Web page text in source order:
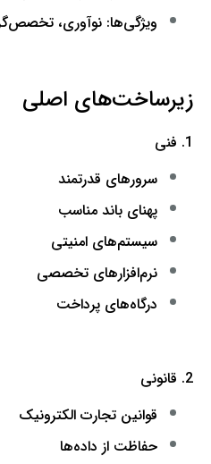
ویژگی‌ها: نوآوری،
زیرساخت‌های اصلی
1. فنی
سرورهای قدرتمند
پهنای باند مناسب
سیستم‌های امنیتی
نرم‌افزارهای تخصصی
درگاه‌های پرداخت
2. قانونی
قوانین تجارت الکترونیک
حفاظت از داده‌ها